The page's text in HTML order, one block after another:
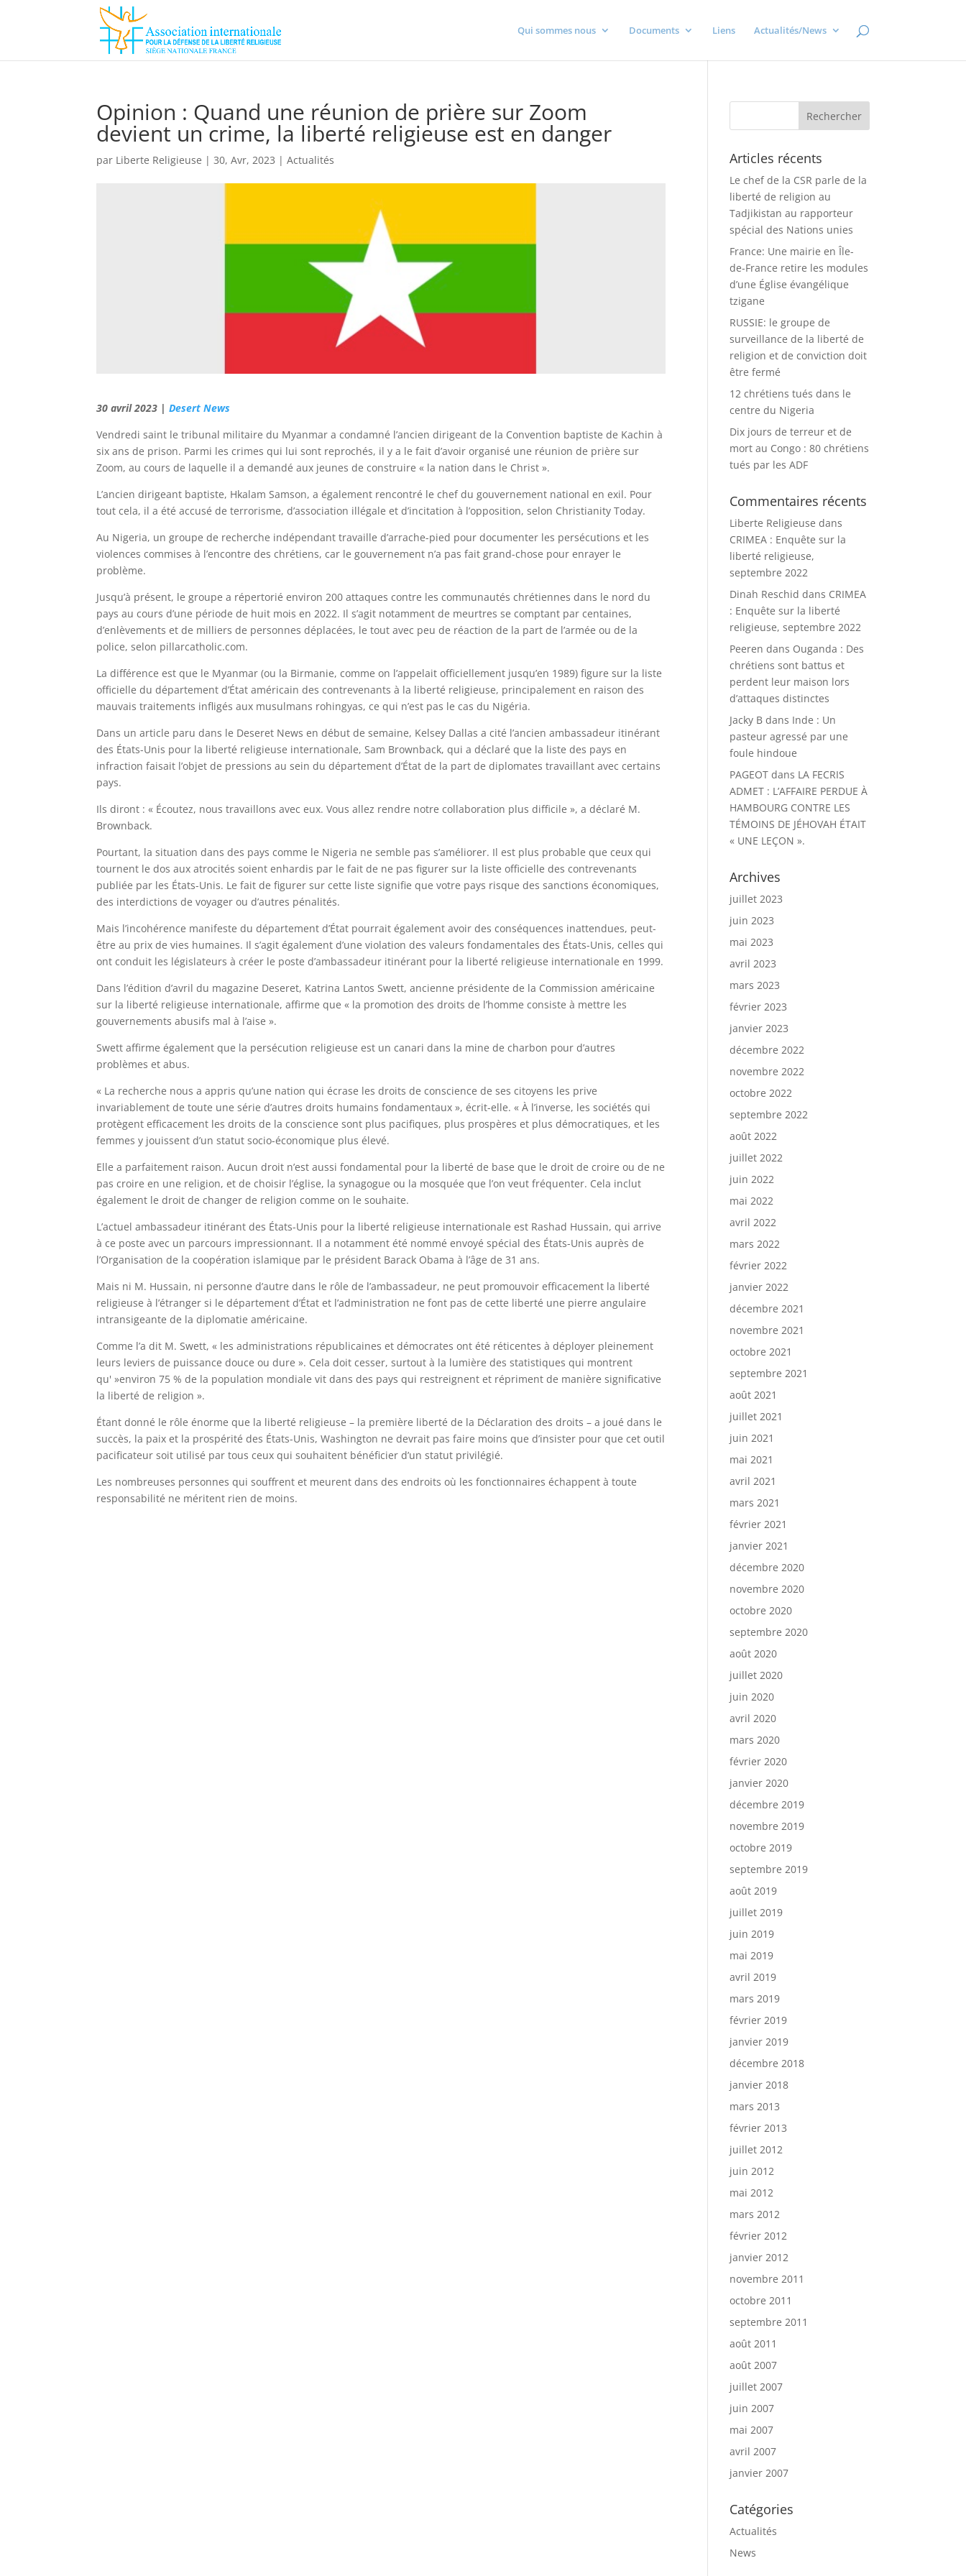
Qui sommes nous Documents Liens Actualités/News
Opinion : Quand une réunion de prière sur Zoom
devient un crime, la liberté religieuse est en danger
par Liberte Religieuse |30, Avr, 2023 |Actualités
30 avril 2023 |Desert News
Vendredi saint le tribunal militaire du Myanmar a condamné l’ancien dirigeant de la Convention baptiste de Kachin à
six ans de prison. Parmi les crimes qui lui sont reprochés, il y a le fait d’avoir organisé une réunion de prière sur
Zoom, au cours de laquelle il a demandé aux jeunes de construire « la nation dans le Christ ».
L’ancien dirigeant baptiste, Hkalam Samson, a également rencontré le chef du gouvernement national en exil. Pour
tout cela, il a été accusé de terrorisme, d’association illégale et d’incitation à l’opposition, selon Christianity Today.
Au Nigeria, un groupe de recherche indépendant travaille d’arrache-pied pour documenter les persécutions et les
violences commises à l’encontre des chrétiens, car le gouvernement n’a pas fait grand-chose pour enrayer le
problème.
Jusqu’à présent, le groupe a répertorié environ 200 attaques contre les communautés chrétiennes dans le nord du
pays au cours d’une période de huit mois en 2022. Il s’agit notamment de meurtres se comptant par centaines,
d’enlèvements et de milliers de personnes déplacées, le tout avec peu de réaction de la part de l’armée ou de la
police, selon pillarcatholic.com.
La différence est que le Myanmar (ou la Birmanie, comme on l’appelait officiellement jusqu’en 1989) figure sur la liste
officielle du département d’État américain des contrevenants à la liberté religieuse, principalement en raison des
mauvais traitements infligés aux musulmans rohingyas, ce qui n’est pas le cas du Nigéria.
Dans un article paru dans le Deseret News en début de semaine, Kelsey Dallas a cité l’ancien ambassadeur itinérant
des États-Unis pour la liberté religieuse internationale, Sam Brownback, qui a déclaré que la liste des pays en
infraction faisait l’objet de pressions au sein du département d’État de la part de diplomates travaillant avec certains
pays.
Ils diront : « Écoutez, nous travaillons avec eux. Vous allez rendre notre collaboration plus difficile », a déclaré M.
Brownback.
Pourtant, la situation dans des pays comme le Nigeria ne semble pas s’améliorer. Il est plus probable que ceux qui
tournent le dos aux atrocités soient enhardis par le fait de ne pas figurer sur la liste officielle des contrevenants
publiée par les États-Unis. Le fait de figurer sur cette liste signifie que votre pays risque des sanctions économiques,
des interdictions de voyager ou d’autres pénalités.
Mais l’incohérence manifeste du département d’État pourrait également avoir des conséquences inattendues, peut-
être au prix de vies humaines. Il s’agit également d’une violation des valeurs fondamentales des États-Unis, celles qui
ont conduit les législateurs à créer le poste d’ambassadeur itinérant pour la liberté religieuse internationale en 1999.
Dans l’édition d’avril du magazine Deseret, Katrina Lantos Swett, ancienne présidente de la Commission américaine
sur la liberté religieuse internationale, affirme que « la promotion des droits de l’homme consiste à mettre les
gouvernements abusifs mal à l’aise ».
Swett affirme également que la persécution religieuse est un canari dans la mine de charbon pour d’autres
problèmes et abus.
« La recherche nous a appris qu’une nation qui écrase les droits de conscience de ses citoyens les prive
invariablement de toute une série d’autres droits humains fondamentaux », écrit-elle. « À l’inverse, les sociétés qui
protègent efficacement les droits de la conscience sont plus pacifiques, plus prospères et plus démocratiques, et les
femmes y jouissent d’un statut socio-économique plus élevé.
Elle a parfaitement raison. Aucun droit n’est aussi fondamental pour la liberté de base que le droit de croire ou de ne
pas croire en une religion, et de choisir l’église, la synagogue ou la mosquée que l’on veut fréquenter. Cela inclut
également le droit de changer de religion comme on le souhaite.
L’actuel ambassadeur itinérant des États-Unis pour la liberté religieuse internationale est Rashad Hussain, qui arrive
à ce poste avec un parcours impressionnant. Il a notamment été nommé envoyé spécial des États-Unis auprès de
l’Organisation de la coopération islamique par le président Barack Obama à l’âge de 31 ans.
Mais ni M. Hussain, ni personne d’autre dans le rôle de l’ambassadeur, ne peut promouvoir efficacement la liberté
religieuse à l’étranger si le département d’État et l’administration ne font pas de cette liberté une pierre angulaire
intransigeante de la diplomatie américaine.
Comme l’a dit M. Swett, « les administrations républicaines et démocrates ont été réticentes à déployer pleinement
leurs leviers de puissance douce ou dure ». Cela doit cesser, surtout à la lumière des statistiques qui montrent
qu' »environ 75 % de la population mondiale vit dans des pays qui restreignent et répriment de manière significative
la liberté de religion ».
Étant donné le rôle énorme que la liberté religieuse – la première liberté de la Déclaration des droits – a joué dans le
succès, la paix et la prospérité des États-Unis, Washington ne devrait pas faire moins que d’insister pour que cet outil
pacificateur soit utilisé par tous ceux qui souhaitent bénéficier d’un statut privilégié.
Les nombreuses personnes qui souffrent et meurent dans des endroits où les fonctionnaires échappent à toute
responsabilité ne méritent rien de moins.
Articles récents
Le chef de la CSR parle de la
liberté de religion au
Tadjikistan au rapporteur
spécial des Nations unies
France: Une mairie en Île-
de-France retire les modules
d’une Église évangélique
tzigane
RUSSIE: le groupe de
surveillance de la liberté de
religion et de conviction doit
être fermé
12 chrétiens tués dans le
centre du Nigeria
Dix jours de terreur et de
mort au Congo : 80 chrétiens
tués par les ADF
Commentaires récents
Liberte Religieuse dans
CRIMEA : Enquête sur la
liberté religieuse,
septembre 2022
Dinah Reschid dans CRIMEA
: Enquête sur la liberté
religieuse, septembre 2022
Peeren dans Ouganda : Des
chrétiens sont battus et
perdent leur maison lors
d’attaques distinctes
Jacky B dans Inde : Un
pasteur agressé par une
foule hindoue
PAGEOT dans LA FECRIS
ADMET : L’AFFAIRE PERDUE À
HAMBOURG CONTRE LES
TÉMOINS DE JÉHOVAH ÉTAIT
« UNE LEÇON ».
Archives
juillet 2023
juin 2023
mai 2023
avril 2023
mars 2023
février 2023
janvier 2023
décembre 2022
novembre 2022
octobre 2022
septembre 2022
août 2022
juillet 2022
juin 2022
mai 2022
avril 2022
mars 2022
février 2022
janvier 2022
décembre 2021
novembre 2021
octobre 2021
septembre 2021
août 2021
juillet 2021
juin 2021
mai 2021
avril 2021
mars 2021
février 2021
janvier 2021
décembre 2020
novembre 2020
octobre 2020
septembre 2020
août 2020
juillet 2020
juin 2020
avril 2020
mars 2020
février 2020
janvier 2020
décembre 2019
novembre 2019
octobre 2019
septembre 2019
août 2019
juillet 2019
juin 2019
mai 2019
avril 2019
mars 2019
février 2019
janvier 2019
décembre 2018
janvier 2018
mars 2013
février 2013
juillet 2012
juin 2012
mai 2012
mars 2012
février 2012
janvier 2012
novembre 2011
octobre 2011
septembre 2011
août 2011
août 2007
juillet 2007
juin 2007
mai 2007
avril 2007
janvier 2007
Catégories
Actualités
News